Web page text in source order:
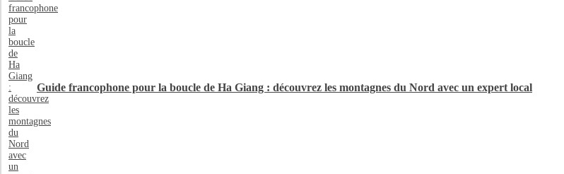
Guide francophone pour la boucle de Ha Giang : découvrez les montagnes du Nord avec un expert local